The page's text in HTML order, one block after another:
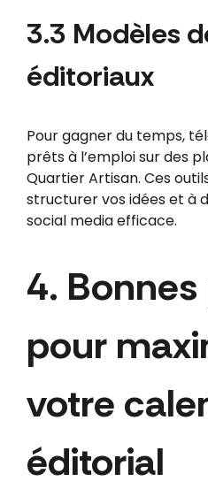
3.3 Modèles
éditoriaux
Pour gagner du temps,
prêts à l’emploi sur des
Quartier Artisan. Ces
structurer vos idées et à
social media efficace.
4.
pour
votre
éditorial